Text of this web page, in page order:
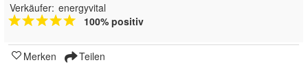
Verkäufer: energyvital
100% positiv
Merken Teilen